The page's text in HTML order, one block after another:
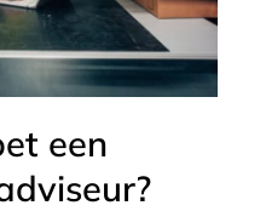
een